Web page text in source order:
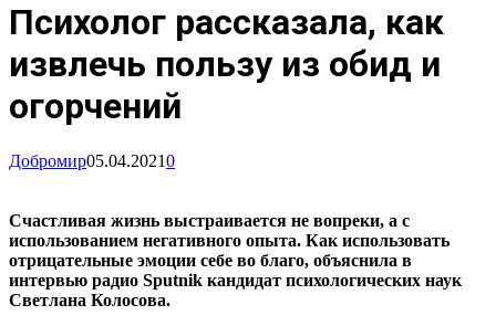
Психолог рассказала, как
извлечь пользу из обид и
огорчений
Добромир05.04.20210
Счастливая жизнь выстраивается не вопреки, а с
использованием негативного опыта. Как использовать
отрицательные эмоции себе во благо, объяснила в
интервью радио Sputnik кандидат психологических наук
Светлана Колосова.